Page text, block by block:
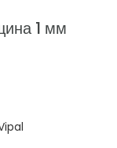
1 мм